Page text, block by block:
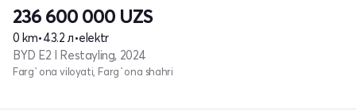
236 600 000 UZS
0 km•43.2 л•elektr
BYD E2 I Restayling, 2024
Farg`ona viloyati, Farg`ona shahri